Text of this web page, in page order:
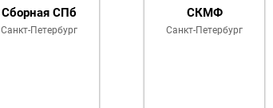
Сборная СПб
Санкт-Петербург
СКМФ
Санкт-Петербург